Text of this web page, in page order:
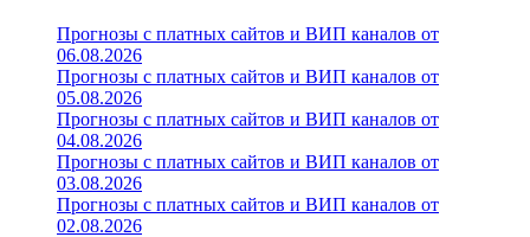
Прогнозы с платных сайтов и ВИП каналов от
06.08.2026
Прогнозы с платных сайтов и ВИП каналов от
05.08.2026
Прогнозы с платных сайтов и ВИП каналов от
04.08.2026
Прогнозы с платных сайтов и ВИП каналов от
03.08.2026
Прогнозы с платных сайтов и ВИП каналов от
02.08.2026